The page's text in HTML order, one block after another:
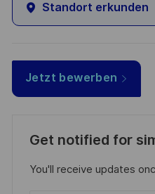
Standort erkunden
Jetzt bewerben
Get notified for
You'll receive updates